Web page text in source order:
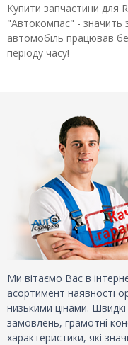
Купити запчастини для
"Автокомпас" -
автомобіль працював
періоду часу!
Ми вітаємо Вас в
асортимент наявності
низькими цінами.
замовлень, грамотні
характеристики, які